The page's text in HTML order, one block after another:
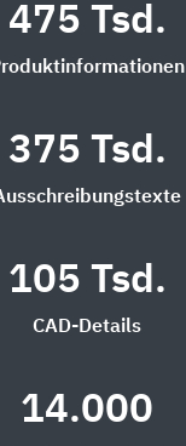
475 Tsd.
375 Tsd.
105 Tsd.
CAD-Details
14.000